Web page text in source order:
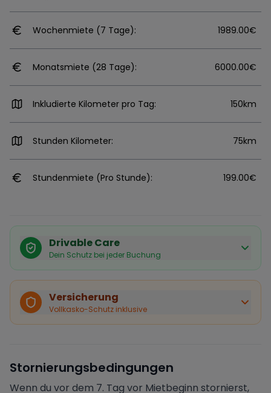
Wochenmiete (7 Tage): 1989.00€
Monatsmiete (28 Tage): 6000.00€
Inkludierte Kilometer pro Tag: 150km
Stunden Kilometer: 75km
Stundenmiete (Pro Stunde): 199.00€
Drivable Care
Dein Schutz bei jeder Buchung
Käuferschutz inklusive
Bei Stornierung durch den Vermieter erhältst du eine
vollständige Rückerstattung.
Sichere Zahlung
Deine Zahlung wird verschlüsselt verarbeitet. Deine
Daten sind geschützt.
Versicherung
Vollkasko-Schutz inklusive
Stornierungsbedingungen
Wenn du vor dem 7. Tag vor Mietbeginn stornierst,